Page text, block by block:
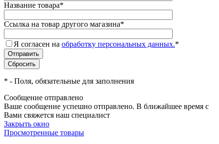
Название товара*
Ссылка на товар другого магазина*
Я согласен на обработку персональных данных.*
* - Поля, обязательные для заполнения
Сообщение отправлено
Ваше сообщение успешно отправлено. В ближайшее время с
Вами свяжется наш специалист
Закрыть окно
Просмотренные товары